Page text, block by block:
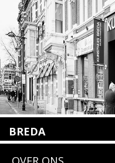
Lees meer
BREDA
4818 SB Breda